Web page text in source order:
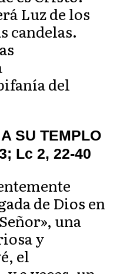
Luz de los
candelas.
del
SU TEMPLO
Lc 2, 22-40
de Dios en
una
y
el